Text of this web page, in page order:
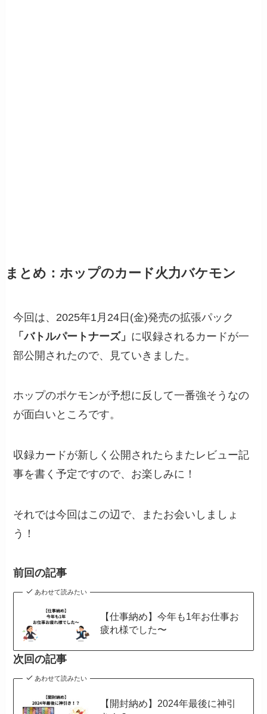
まとめ：ホップのカード火力バケモン
今回は、2025年1月24日(金)発売の拡張パック
「バトルパートナーズ」 に収録されるカードが一
部公開されたので、見ていきました。
ホップのポケモンが予想に反して一番強そうなの
が面白いところです。
収録カードが新しく公開されたらまたレビュー記
事を書く予定ですので、お楽しみに！
それでは今回はこの辺で、またお会いしましょ
う！
前回の記事
あわせて読みたい
【仕事納め】今年も1年お仕事お
疲れ様でした〜
次回の記事
あわせて読みたい
【開封納め】2024年最後に神引